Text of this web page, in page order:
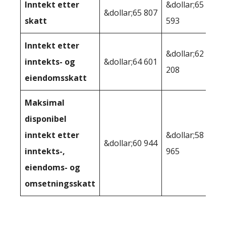
Inntekt etter
skatt
&dollar;65 807
&dollar;65
593
Inntekt etter
inntekts- og
eiendomsskatt
&dollar;64 601
&dollar;62
208
Maksimal
disponibel
inntekt etter
inntekts-,
eiendoms- og
omsetningsskatt
&dollar;60 944
&dollar;58
965